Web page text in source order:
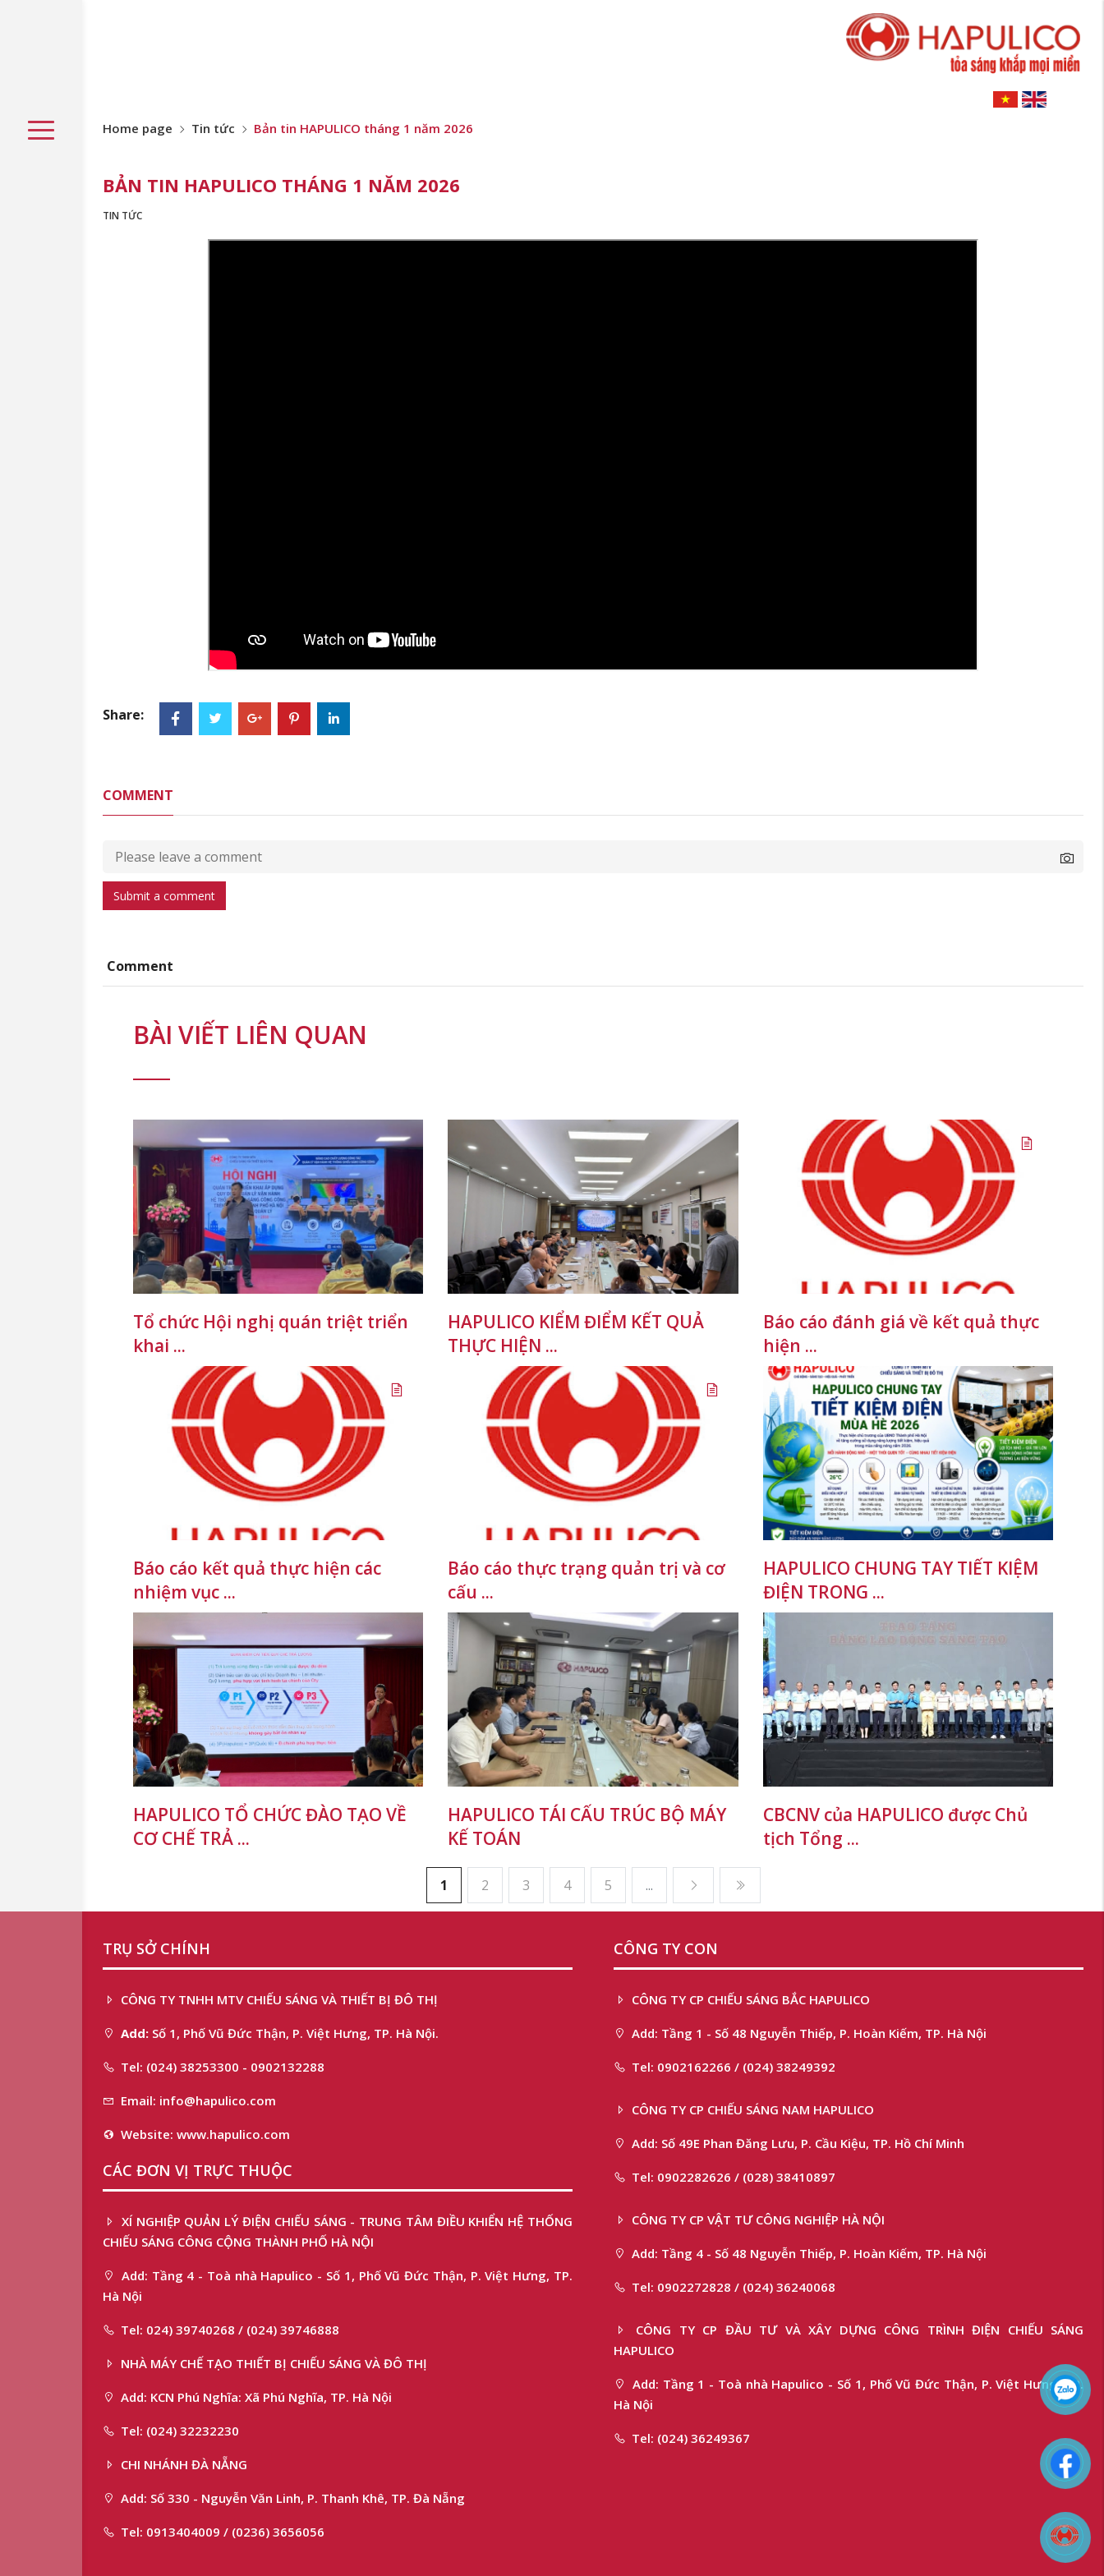
Home page Tin tức Bản tin HAPULICO tháng 1 năm 2026
BẢN TIN HAPULICO THÁNG 1 NĂM 2026
TIN TỨC
Share:
COMMENT
Submit a comment
Comment
BÀI VIẾT LIÊN QUAN
Tổ chức Hội nghị quán triệt triển
khai ...
HAPULICO KIỂM ĐIỂM KẾT QUẢ
THỰC HIỆN ...
Báo cáo đánh giá về kết quả thực
hiện ...
Báo cáo kết quả thực hiện các
nhiệm vục ...
Báo cáo thực trạng quản trị và cơ
cấu ...
HAPULICO CHUNG TAY TIẾT KIỆM
ĐIỆN TRONG ...
HAPULICO TỔ CHỨC ĐÀO TẠO VỀ
CƠ CHẾ TRẢ ...
HAPULICO TÁI CẤU TRÚC BỘ MÁY
KẾ TOÁN
CBCNV của HAPULICO được Chủ
tịch Tổng ...
1 2 3 4 5 ...
TRỤ SỞ CHÍNH
CÔNG TY TNHH MTV CHIẾU SÁNG VÀ THIẾT BỊ ĐÔ THỊ
Add: Số 1, Phố Vũ Đức Thận, P. Việt Hưng, TP. Hà Nội.
Tel: (024) 38253300 - 0902132288
Email: info@hapulico.com
Website: www.hapulico.com
CÁC ĐƠN VỊ TRỰC THUỘC
XÍ NGHIỆP QUẢN LÝ ĐIỆN CHIẾU SÁNG - TRUNG TÂM ĐIỀU KHIỂN HỆ THỐNG
CHIẾU SÁNG CÔNG CỘNG THÀNH PHỐ HÀ NỘI
Add: Tầng 4 - Toà nhà Hapulico - Số 1, Phố Vũ Đức Thận, P. Việt Hưng, TP.
Hà Nội
Tel: 024) 39740268 / (024) 39746888
NHÀ MÁY CHẾ TẠO THIẾT BỊ CHIẾU SÁNG VÀ ĐÔ THỊ
Add: KCN Phú Nghĩa: Xã Phú Nghĩa, TP. Hà Nội
Tel: (024) 32232230
CHI NHÁNH ĐÀ NẴNG
Add: Số 330 - Nguyễn Văn Linh, P. Thanh Khê, TP. Đà Nẵng
Tel: 0913404009 / (0236) 3656056
CÔNG TY CON
CÔNG TY CP CHIẾU SÁNG BẮC HAPULICO
Add: Tầng 1 - Số 48 Nguyễn Thiếp, P. Hoàn Kiếm, TP. Hà Nội
Tel: 0902162266 / (024) 38249392
CÔNG TY CP CHIẾU SÁNG NAM HAPULICO
Add: Số 49E Phan Đăng Lưu, P. Cầu Kiệu, TP. Hồ Chí Minh
Tel: 0902282626 / (028) 38410897
CÔNG TY CP VẬT TƯ CÔNG NGHIỆP HÀ NỘI
Add: Tầng 4 - Số 48 Nguyễn Thiếp, P. Hoàn Kiếm, TP. Hà Nội
Tel: 0902272828 / (024) 36240068
CÔNG TY CP ĐẦU TƯ VÀ XÂY DỰNG CÔNG TRÌNH ĐIỆN CHIẾU SÁNG
HAPULICO
Add: Tầng 1 - Toà nhà Hapulico - Số 1, Phố Vũ Đức Thận, P. Việt Hưng, TP.
Hà Nội
Tel: (024) 36249367